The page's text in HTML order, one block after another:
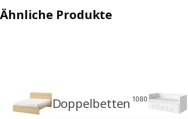
Ähnliche Produkte
Doppelbetten 1080